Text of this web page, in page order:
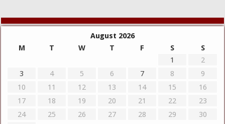
August 2026
M
T W T F S
S
1
2
3
4 5 6 7 8
9
10
11 12 13 14 15
16
17
18 19 20 21 22
23
24
25 26 27 28 29
30